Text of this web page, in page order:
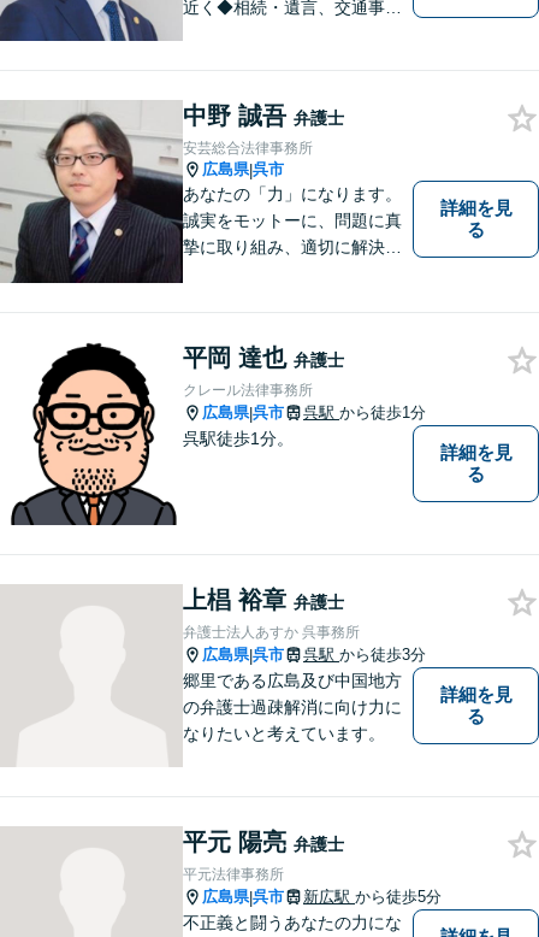
近く◆相続・遺言、交通事
など。話しにくいことも安心
してご相談ください。あなた
の気持ちに寄り添い、丁寧に
お応えします。
中野 誠吾 弁護士
安芸総合法律事務所
広島県|呉市
あなたの「力」になります。
誠実をモットーに、問題に真
摯に取り組み、適切に解決で
くなるような事務所作りを心
がけています。一人で悩ま
ず、お気軽にご相談下さい。
詳細を見
る
平岡 達也 弁護士
クレール法律事務所
広島県|呉市 呉駅 から徒歩1分
呉駅徒歩1分。
詳細を見
る
上椙 裕章 弁護士
弁護士法人あすか 呉事務所
広島県|呉市 呉駅 から徒歩3分
郷里である広島及び中国地方
の弁護士過疎解消に向け力に
なりたいと考えています。
詳細を見
る
平元 陽亮 弁護士
平元法律事務所
広島県|呉市 新広駅 から徒歩5分
不正義と闘うあなたの力にな